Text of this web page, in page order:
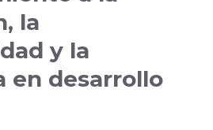
la
y la
en desarrollo